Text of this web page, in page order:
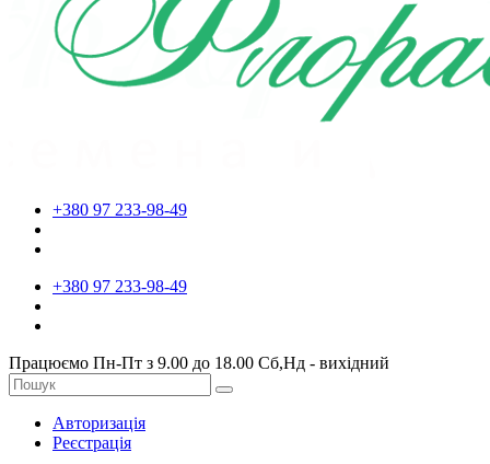
+380 97 233-98-49
+380 97 233-98-49
Працюємо Пн-Пт з 9.00 до 18.00 Сб,Нд - вихідний
Авторизація
Реєстрація